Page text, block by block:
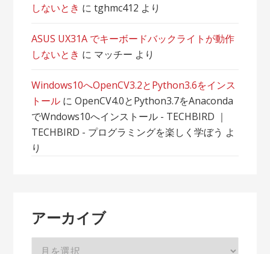
しないとき にtghmc412 より
ASUS UX31A でキーボードバックライトが動作
しないとき に マッチー より
Windows10へOpenCV3.2とPython3.6をインス
トール にOpenCV4.0とPython3.7をAnaconda
でWndows10へインストール - TECHBIRD ｜
TECHBIRD - プログラミングを楽しく学ぼう よ
り
アーカイブ